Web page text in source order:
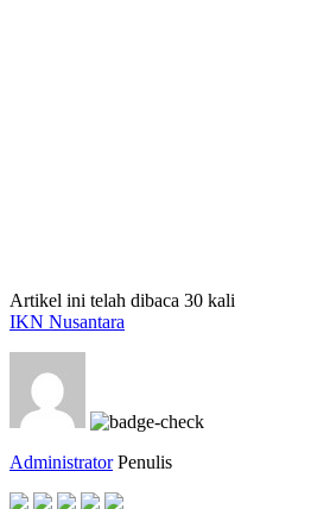
Artikel ini telah dibaca 30 kali
IKN Nusantara
Administrator Penulis